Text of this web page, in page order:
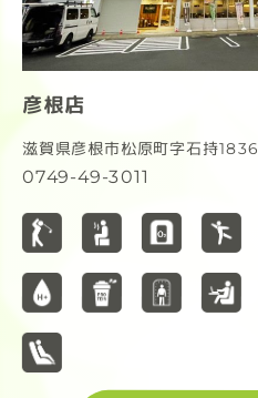
彦根店
滋賀県彦根市松原町字石持1836
0749-49-3011